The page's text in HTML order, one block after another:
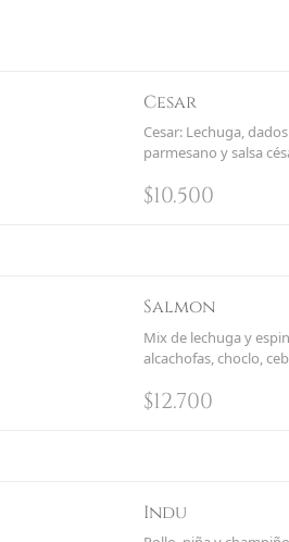
Cesar
Cesar: Lechuga,
parmesano y salsa
$10.500
Salmon
Mix de lechuga y
alcachofas, choclo,
$12.700
Indu